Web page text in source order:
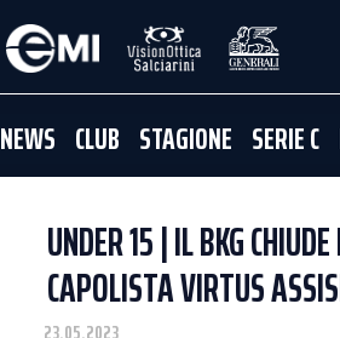
NEWS CLUB STAGIONE SERIE C
UNDER 15 | IL BKG
CAPOLISTA VIRTUS